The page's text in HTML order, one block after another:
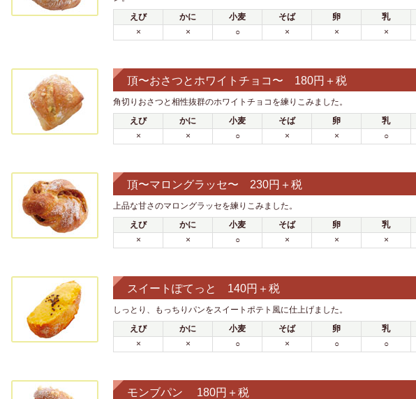
えび
かに 小麦 そば 卵 乳
×
× ○ × × ×
頂〜おさつとホワイトチョコ〜 180円＋税
角切りおさつと相性抜群のホワイトチョコを練りこみました。
えび
かに 小麦 そば 卵 乳
×
× ○ × × ○
頂〜マロングラッセ〜 230円＋税
上品な甘さのマロングラッセを練りこみました。
えび
かに 小麦 そば 卵 乳
×
× ○ × × ×
スイートぽてっと 140円＋税
しっとり、もっちりパンをスイートポテト風に仕上げました。
えび
かに 小麦 そば 卵 乳
×
× ○ × ○ ○
モンブパン 180円＋税